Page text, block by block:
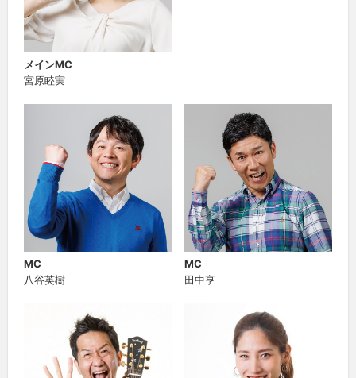
メインMC
宮原睦実
MC
八谷英樹
MC
田中亨